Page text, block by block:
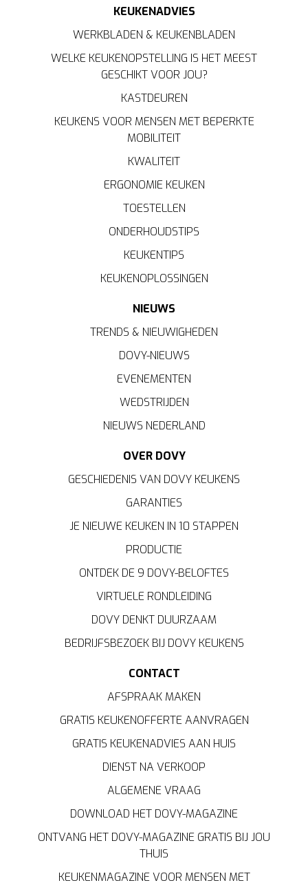
KEUKENADVIES
WERKBLADEN & KEUKENBLADEN
WELKE KEUKENOPSTELLING IS HET MEEST
GESCHIKT VOOR JOU?
KASTDEUREN
KEUKENS VOOR MENSEN MET BEPERKTE
MOBILITEIT
KWALITEIT
ERGONOMIE KEUKEN
TOESTELLEN
ONDERHOUDSTIPS
KEUKENTIPS
KEUKENOPLOSSINGEN
NIEUWS
TRENDS & NIEUWIGHEDEN
DOVY-NIEUWS
EVENEMENTEN
WEDSTRIJDEN
NIEUWS NEDERLAND
OVER DOVY
GESCHIEDENIS VAN DOVY KEUKENS
GARANTIES
JE NIEUWE KEUKEN IN 10 STAPPEN
PRODUCTIE
ONTDEK DE 9 DOVY-BELOFTES
VIRTUELE RONDLEIDING
DOVY DENKT DUURZAAM
BEDRIJFSBEZOEK BIJ DOVY KEUKENS
CONTACT
AFSPRAAK MAKEN
GRATIS KEUKENOFFERTE AANVRAGEN
GRATIS KEUKENADVIES AAN HUIS
DIENST NA VERKOOP
ALGEMENE VRAAG
DOWNLOAD HET DOVY-MAGAZINE
ONTVANG HET DOVY-MAGAZINE GRATIS BIJ JOU
THUIS
KEUKENMAGAZINE VOOR MENSEN MET